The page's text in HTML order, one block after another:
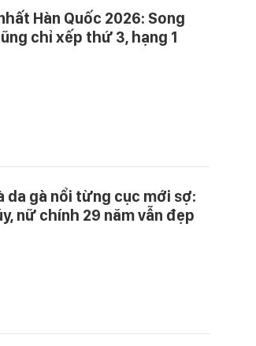
Hàn Quốc 2026: Song
chỉ xếp thứ 3, hạng 1
da gà nổi từng cục mới sợ:
nữ chính 29 năm vẫn đẹp